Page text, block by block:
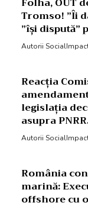
Tromso! ”Îi
”își
Autorii
Reacția
legislația
asupra
Autorii
România
marină:
offshore cu